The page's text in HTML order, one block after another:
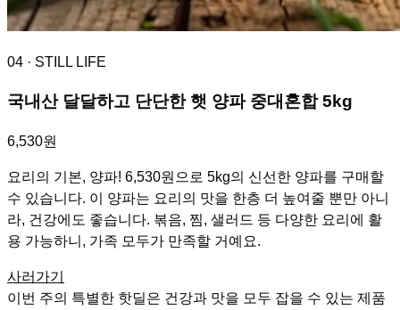
04 · STILL LIFE
국내산 달달하고 단단한 햇 양파 중대혼합 5kg
6,530원
요리의 기본, 양파! 6,530원으로 5kg의 신선한 양파를 구매할
수 있습니다. 이 양파는 요리의 맛을 한층 더 높여줄 뿐만 아니
라, 건강에도 좋습니다. 볶음, 찜, 샐러드 등 다양한 요리에 활
용 가능하니, 가족 모두가 만족할 거예요.
사러가기
이번 주의 특별한 핫딜은 건강과 맛을 모두 잡을 수 있는 제품